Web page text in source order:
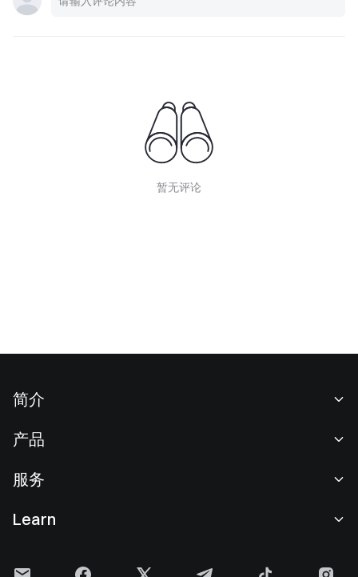
暂无评论
简介
新闻中心
产品
现货交易
服务
Learn
Gate 快讯